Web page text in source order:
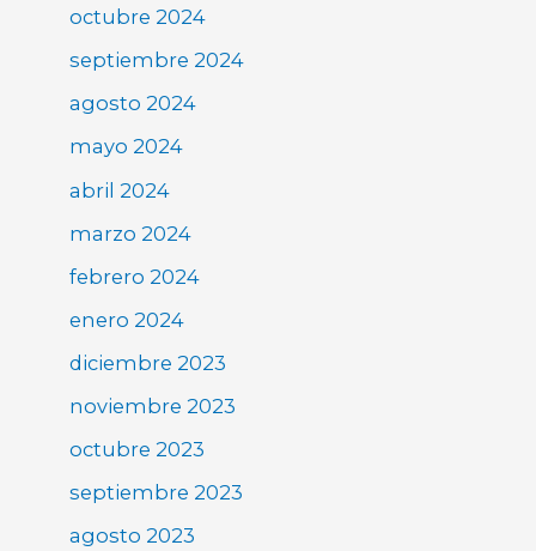
octubre 2024
septiembre 2024
agosto 2024
mayo 2024
abril 2024
marzo 2024
febrero 2024
enero 2024
diciembre 2023
noviembre 2023
octubre 2023
septiembre 2023
agosto 2023